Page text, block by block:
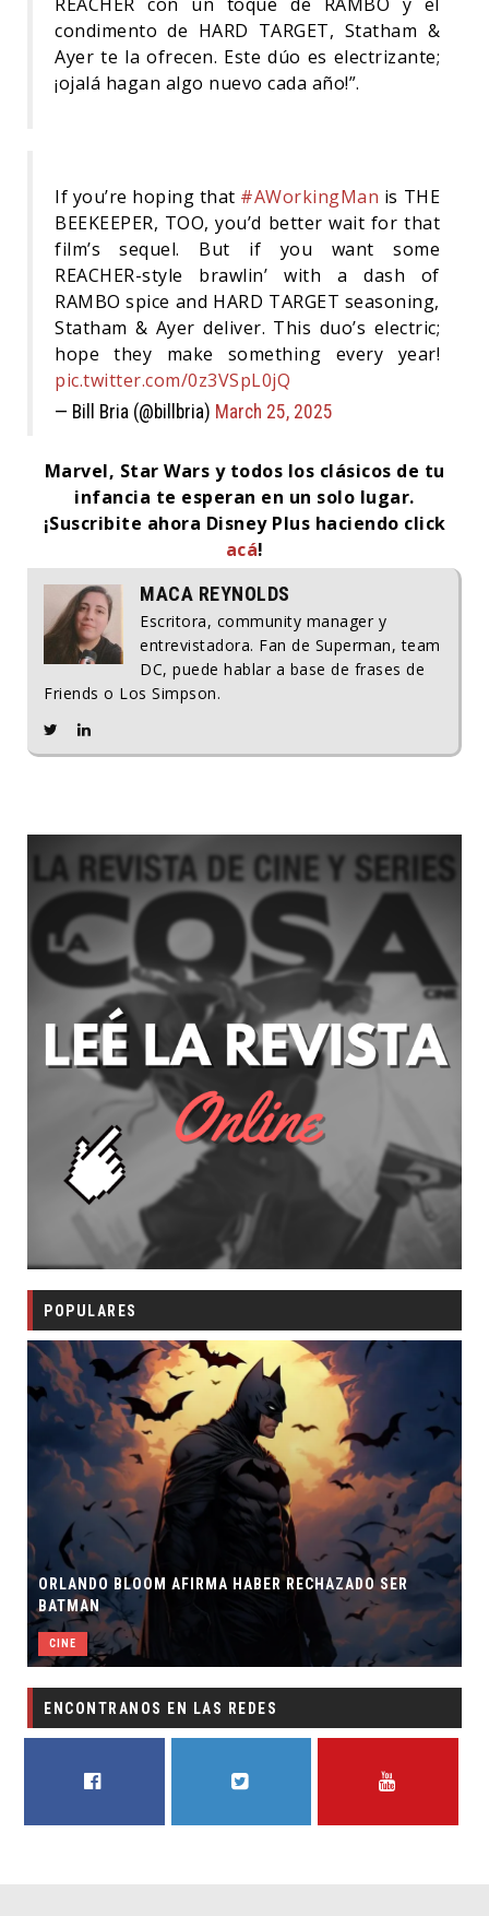
condimento de HARD TARGET, Statham &
Ayer te la ofrecen. Este dúo es electrizante;
¡ojalá hagan algo nuevo cada año!”.
If you’re hoping that #AWorkingMan is THE
BEEKEEPER, TOO, you’d better wait for that
film’s sequel. But if you want some
REACHER-style brawlin’ with a dash of
RAMBO spice and HARD TARGET seasoning,
Statham & Ayer deliver. This duo’s electric;
hope they make something every year!
pic.twitter.com/0z3VSpL0jQ
— Bill Bria (@billbria) March 25, 2025
Marvel, Star Wars y todos los clásicos de tu
infancia te esperan en un solo lugar.
¡Suscribite ahora Disney Plus haciendo click
acá!
MACA REYNOLDS
Escritora, community manager y
entrevistadora. Fan de Superman, team
DC, puede hablar a base de frases de
Friends o Los Simpson.
POPULARES
BLOOM AFIRMA HABER RECHAZADO SER
SPIDER-
CINE
ENCONTRANOS EN LAS REDES